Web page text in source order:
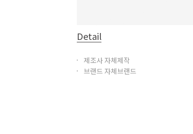
Detail
제조사 자체제작
브랜드 자체브랜드